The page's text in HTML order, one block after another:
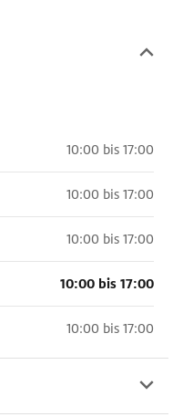
10:00 bis 17:00
10:00 bis 17:00
10:00 bis 17:00
10:00 bis 17:00
10:00 bis 17:00